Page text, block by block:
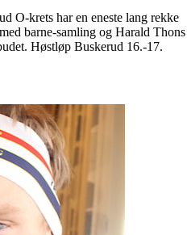
O-krets har en eneste lang rekke
barne-samling og Harald Thons
Høstløp Buskerud 16.-17.